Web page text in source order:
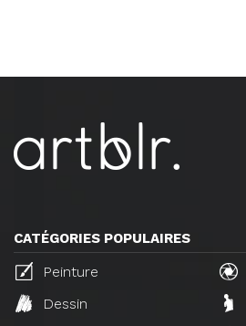
CATÉGORIES POPULAIRES
Peinture
Dessin